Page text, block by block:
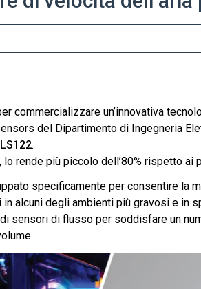
commercializzare un’innovativa
del Dipartimento di Ingegneria
.
lo rende più piccolo dell’80% rispetto
specificamente per consentire la
alcuni degli ambienti più gravosi e in
sensori di flusso per soddisfare un